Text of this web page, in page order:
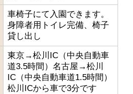
車椅子にて入園できます。
身障者用トイレ完備、椅子
貸し出し
東京→松川IC（中央自動車
道3.5時間）名古屋→松川
IC（中央自動車道1.5時間）
松川ICから車で3分です